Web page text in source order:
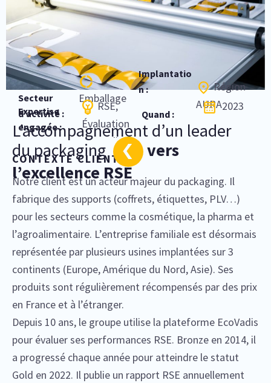
Secteur
d’activité :
Emballage
Implantatio
n :
Région
AURA
Expertise
engagée :
RSE,
Évaluation
EcoVadis
Quand :
2023
CONTEXTE CLIENT
L’accompagnement d’un leader
du packaging
vers
l’excellence RSE
Notre client est un acteur majeur du packaging. Il
fabrique des supports (coffrets, étiquettes, PLV…)
pour les secteurs comme la cosmétique, la pharma et
l’agroalimentaire. L’entreprise familiale est désormais
représentée par plusieurs usines implantées sur 3
continents (Europe, Amérique du Nord, Asie). Ses
produits sont régulièrement récompensés par des prix
en France et à l’étranger.
Depuis 10 ans, le groupe utilise la plateforme EcoVadis
pour évaluer ses performances RSE. Bronze en 2014, il
a progressé chaque année pour atteindre le statut
Gold en 2022. Il publie un rapport RSE annuellement